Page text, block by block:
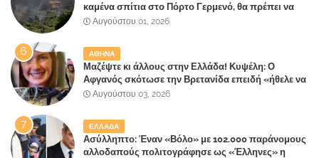
καμένα σπίτια στο Πόρτο Γερμενό, θα πρέπει να
αναζητηθούν ευθύνες για την ολοσχερή
επίγειου παραδείσου της Αττικής
Αυγούστου 01, 2026
ΑΘΗΝΑ
Μαζέψτε κι άλλους στην Ελλάδα! Κυψέλη: Ο
Αφγανός σκότωσε την Βρετανίδα επειδή «ήθελε να
κάνει τη σύντροφό του χριστιανή»
Αυγούστου 03, 2026
ΕΛΛΑΔΑ
Ασύλληπτο: Έναν «Βόλο» με 102.000 παράνομους
αλλοδαπούς πολιτογράφησε ως «Έλληνες» η